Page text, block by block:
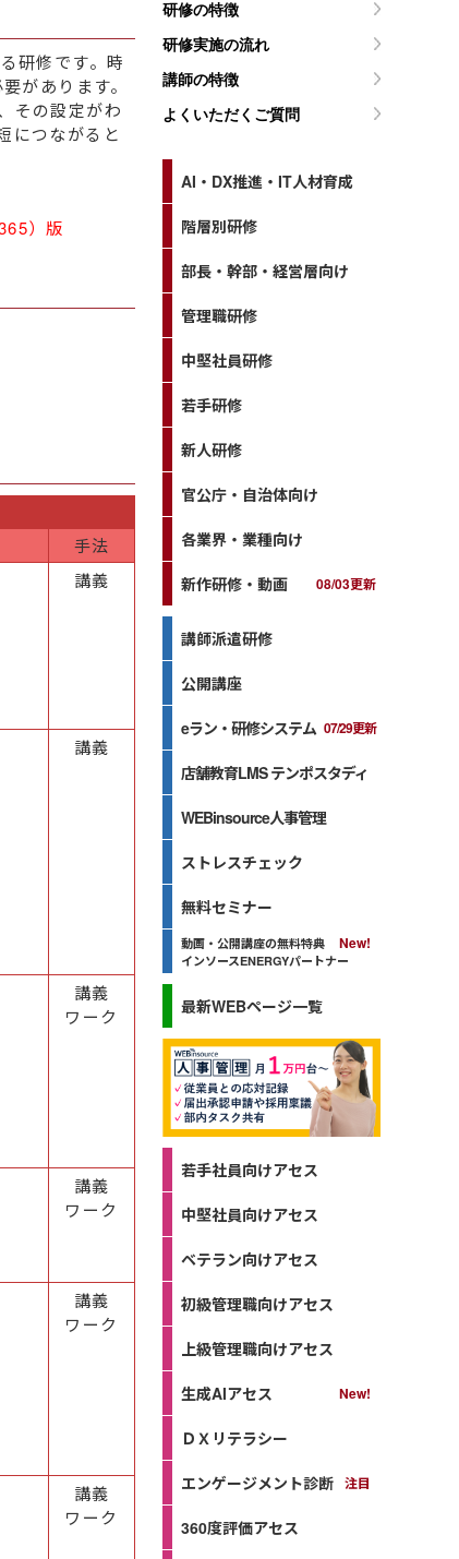
研修です。時
があります。
その設定がわ
につながると
）版
手法
講義
講義
講義
ワーク
講義
ワーク
講義
ワーク
講義
ワーク
研修の特徴
研修実施の流れ
講師の特徴
よくいただくご質問
AI・DX推進・IT人材育成
階層別研修
部長・幹部・経営層向け
管理職研修
中堅社員研修
若手研修
新人研修
官公庁・自治体向け
各業界・業種向け
新作研修・動画 08/03更新
講師派遣研修
公開講座
eラン・研修システム 07/29更新
店舗教育LMS テンポスタディ
WEBinsource人事管理
ストレスチェック
無料セミナー
動画・公開講座の無料特典
インソースENERGYパートナー
最新WEBページ一覧
若手社員向けアセス
中堅社員向けアセス
ベテラン向けアセス
初級管理職向けアセス
上級管理職向けアセス
生成AIアセス
ＤＸリテラシー
エンゲージメント診断
360度評価アセス